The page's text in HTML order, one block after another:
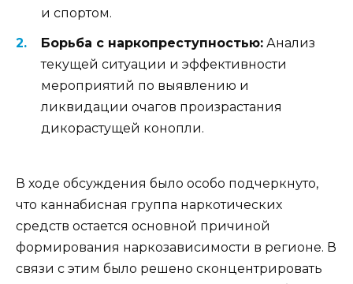
и спортом.
Борьба с наркопреступностью: Анализ
текущей ситуации и эффективности
мероприятий по выявлению и
ликвидации очагов произрастания
дикорастущей конопли.
В ходе обсуждения было особо подчеркнуто,
что каннабисная группа наркотических
средств остается основной причиной
формирования наркозависимости в регионе. В
связи с этим было решено сконцентрировать